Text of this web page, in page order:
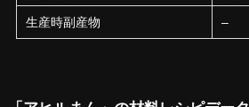
生産時副産物 –